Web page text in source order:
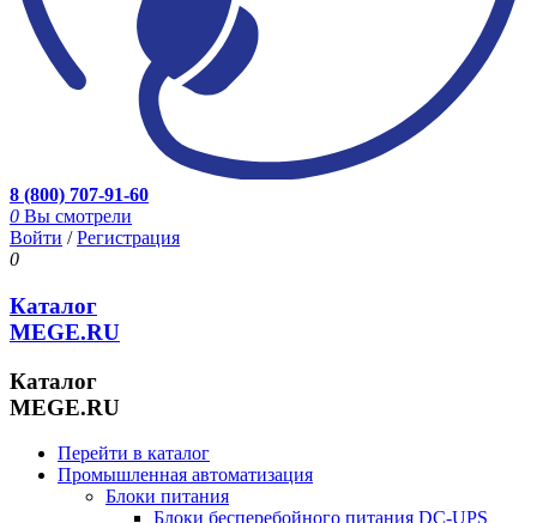
8 (800) 707-91-60
0 Вы смотрели
Войти /Регистрация
0
Каталог
MEGE.RU
Каталог
MEGE.RU
Перейти в каталог
Промышленная автоматизация
Блоки питания
Блоки бесперебойного питания DC-UPS